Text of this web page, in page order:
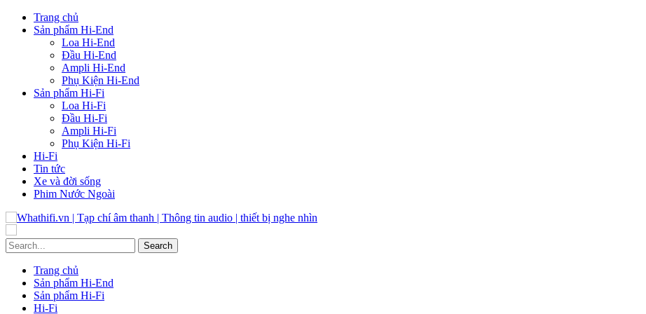
Trang chủ
Sản phẩm Hi-End
Loa Hi-End
Đầu Hi-End
Ampli Hi-End
Phụ Kiện Hi-End
Sản phẩm Hi-Fi
Loa Hi-Fi
Đầu Hi-Fi
Ampli Hi-Fi
Phụ Kiện Hi-Fi
Hi-Fi
Tin tức
Xe và đời sống
Phim Nước Ngoài
Trang chủ
Sản phẩm Hi-End
Sản phẩm Hi-Fi
Hi-Fi